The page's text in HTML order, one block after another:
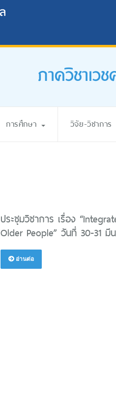
ภาควิชาเว
การศึกษา วิจัย-วิชาการ
ประชุมวิชาการ เรื่อง
Older People” วันที่ 30-31 มี
อ่านต่อ